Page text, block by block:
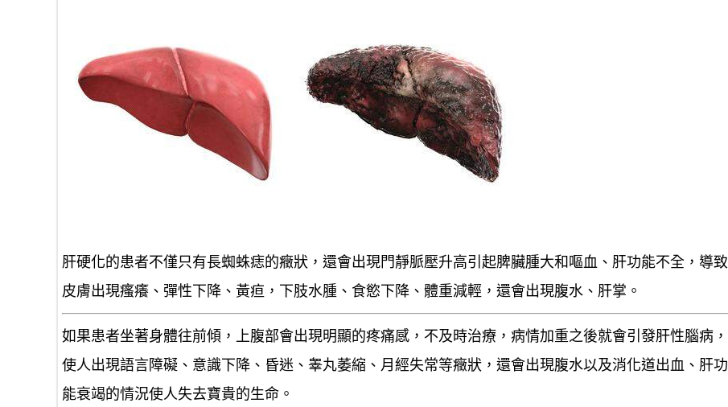
肝硬化的患者不僅只有長蜘蛛痣的癥狀，還會出現門靜脈壓升高引起脾臟腫大和嘔血 、 肝功能不全 ，導致
皮膚出現瘙癢 、 彈性下降、黃疸，下肢水腫、食慾下降、體重減輕， 還會出現腹水、肝掌。
如果患者坐著身體往前傾，上腹部會出現明顯的疼痛感 ，不及時治療，病情加重之後就會引發肝性腦病 ，
使人出現語言障礙、意識下降、昏迷、睾丸萎縮、月經失常等癥狀，還會出現腹水以及消化道出血 、 肝功
能衰竭的情況使人失去寶貴的生命。